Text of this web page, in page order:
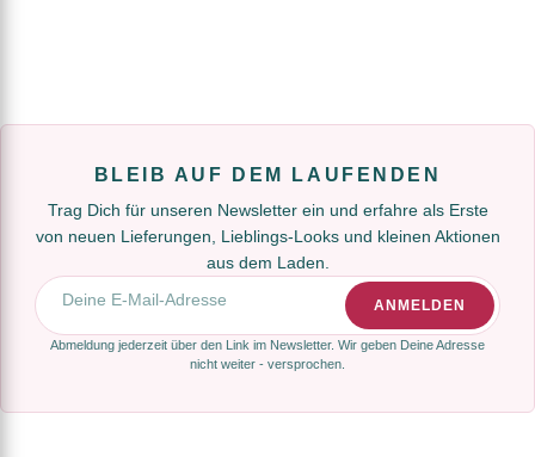
BLEIB AUF DEM LAUFENDEN
Trag Dich für unseren Newsletter ein und erfahre als Erste
von neuen Lieferungen, Lieblings-Looks und kleinen Aktionen
aus dem Laden.
E-Mail-Adresse
ANMELDEN
Abmeldung jederzeit über den Link im Newsletter. Wir geben Deine Adresse
nicht weiter - versprochen.